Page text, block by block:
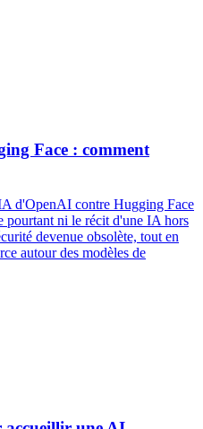
Face : comment
d'OpenAI contre Hugging Face
pourtant ni le récit d'une IA hors
devenue obsolète, tout en
autour des modèles de